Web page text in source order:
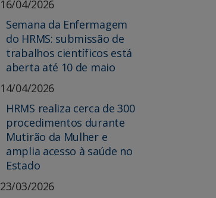
16/04/2026
Semana da Enfermagem
do HRMS: submissão de
trabalhos científicos está
aberta até 10 de maio
14/04/2026
HRMS realiza cerca de 300
procedimentos durante
Mutirão da Mulher e
amplia acesso à saúde no
Estado
23/03/2026